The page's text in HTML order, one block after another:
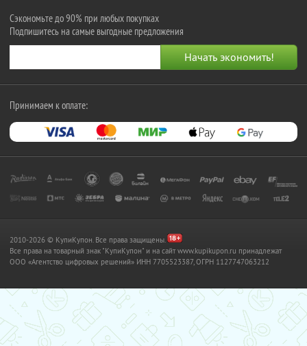
Сэкономьте до 90% при любых покупках
Подпишитесь на самые выгодные предложения
Принимаем к оплате:
2010-2026 © КупиКупон. Все права защищены.
Все права на товарный знак "КупиКупон" и на сайт www.kupikupon.ru принадлежат
OOO «Агентство цифровых решений» ИНН 7705523387, ОГРН 1127747063212